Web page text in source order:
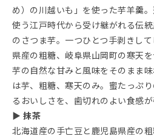
め）の川越いも」を使った芋羊羹
使う江戸時代から受け継がれる伝
のさつま芋。一つひとつ手剥きし
県産の粗糖、岐阜県山岡町の寒天
芋の自然な甘みと風味をそのまま
は芋、粗糖、寒天のみ。蜜たっぷ
るおいしさを、歯切れのよい食感が
▶ 抹茶
北海道産の手亡豆と鹿児島県産の